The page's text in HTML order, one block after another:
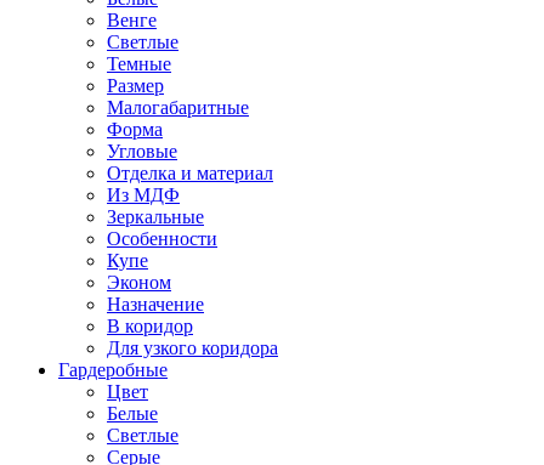
Венге
Светлые
Темные
Размер
Малогабаритные
Форма
Угловые
Отделка и материал
Из МДФ
Зеркальные
Особенности
Купе
Эконом
Назначение
В коридор
Для узкого коридора
Гардеробные
Цвет
Белые
Светлые
Серые